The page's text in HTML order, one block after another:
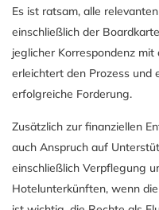
Es ist ratsam, alle
einschließlich der
jeglicher Korrespondenz
erleichtert den Prozess und
erfolgreiche Forderung.
Zusätzlich zur finanziellen
auch Anspruch auf
einschließlich Verpflegung
Hotelunterkünften, wenn